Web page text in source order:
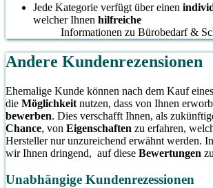
Jede Kategorie verfügt über einen
welcher Ihnen hilfreiche
Informationen zu Bürobedarf &
Andere Kundenrezensionen
Ehemalige Kunde können nach dem Kauf
die Möglichkeit nutzen, dass von Ihnen
bewerben. Dies verschafft Ihnen, als
Chance, von Eigenschaften zu erfahren,
Hersteller nur unzureichend erwähnt werden.
wir Ihnen dringend, auf diese Bewertungen
Unabhängige Kundenrezessionen